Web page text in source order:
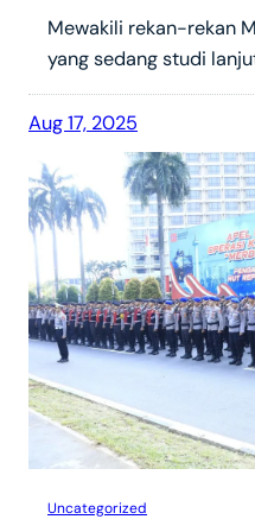
Mewakili rekan-rekan
yang sedang studi
Aug 17, 2025
Uncategorized